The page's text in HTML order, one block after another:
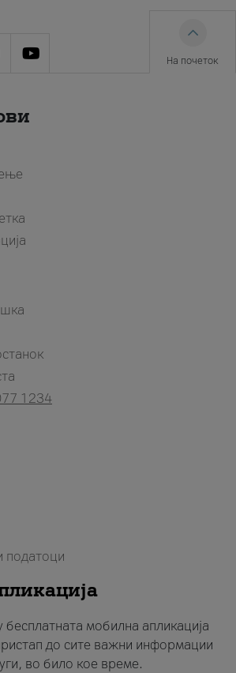
На почеток
1234
податоци
бесплатната мобилна апликација
до сите важни информации
во било кое време.